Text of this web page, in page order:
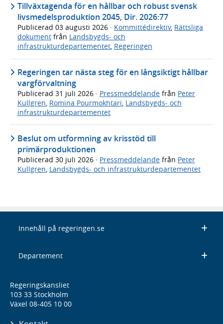
Tillväxtagenda för en hållbar och robust svensk
livsmedelsproduktion 2045, Dir. 2026:77
Publicerad 03 augusti 2026 · Kommittédirektiv, Rättsliga
dokument från Landsbygds- och
infrastrukturdepartementet, Regeringen
Regeringen tar nästa steg för en långsiktigt hållbar
vargförvaltning
Publicerad 31 juli 2026 · Pressmeddelande från Peter
Kullgren, Romina Pourmokhtari, Landsbygds- och
infrastrukturdepartementet
Beslut om utformning av krisstöd till
primärproduktionen
Publicerad 30 juli 2026 · Pressmeddelande från Peter
Kullgren Landsbygds- och infrastrukturdepartementet
Innehåll på regeringen.se
Departement
Regeringskansliet
103 33 Stockholm
Växel 08-405 10 00